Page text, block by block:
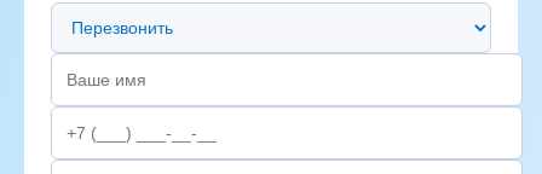
Предпочтительный способ связи